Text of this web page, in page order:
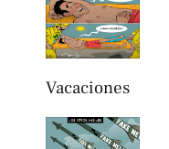
Vacaciones